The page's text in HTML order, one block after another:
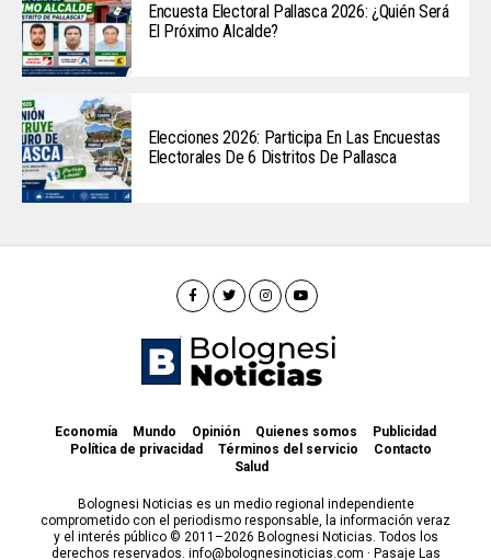
Encuesta Electoral Pallasca 2026: ¿Quién Será
El Próximo Alcalde?
Elecciones 2026: Participa En Las Encuestas
Electorales De 6 Distritos De Pallasca
Economía Mundo Opinión Quienes somos
Publicidad
Política de privacidad
Términos del servicio
Contacto
Salud
Bolognesi Noticias es un medio regional independiente
comprometido con el periodismo responsable, la información veraz
y el interés público © 2011–2026 Bolognesi Noticias. Todos los
derechos reservados. info@bolognesinoticias.com · Pasaje Las